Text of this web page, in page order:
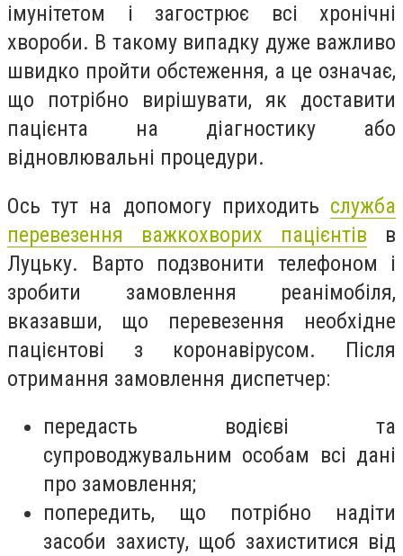
імунітетом і загострює всі хронічні
хвороби. В такому випадку дуже важливо
швидко пройти обстеження, а це означає,
що потрібно вирішувати, як доставити
пацієнта на діагностику або
відновлювальні процедури.
Ось тут на допомогу приходить служба
перевезення важкохворих пацієнтів в
Луцьку. Варто подзвонити телефоном і
зробити замовлення реанімобіля,
вказавши, що перевезення необхідне
пацієнтові з коронавірусом. Після
отримання замовлення диспетчер:
передасть водієві та
супроводжувальним особам всі дані
про замовлення;
попередить, що потрібно надіти
засоби захисту, щоб захиститися від